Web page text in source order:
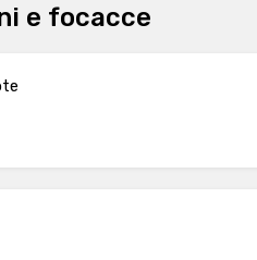
e focacce